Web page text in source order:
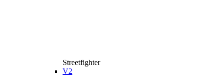
Streetfighter
V2